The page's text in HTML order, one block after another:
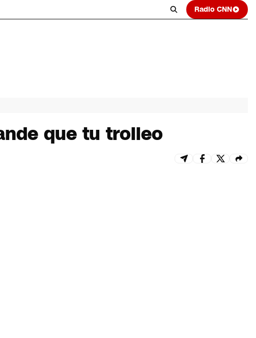
Radio CNN
que tu trolleo